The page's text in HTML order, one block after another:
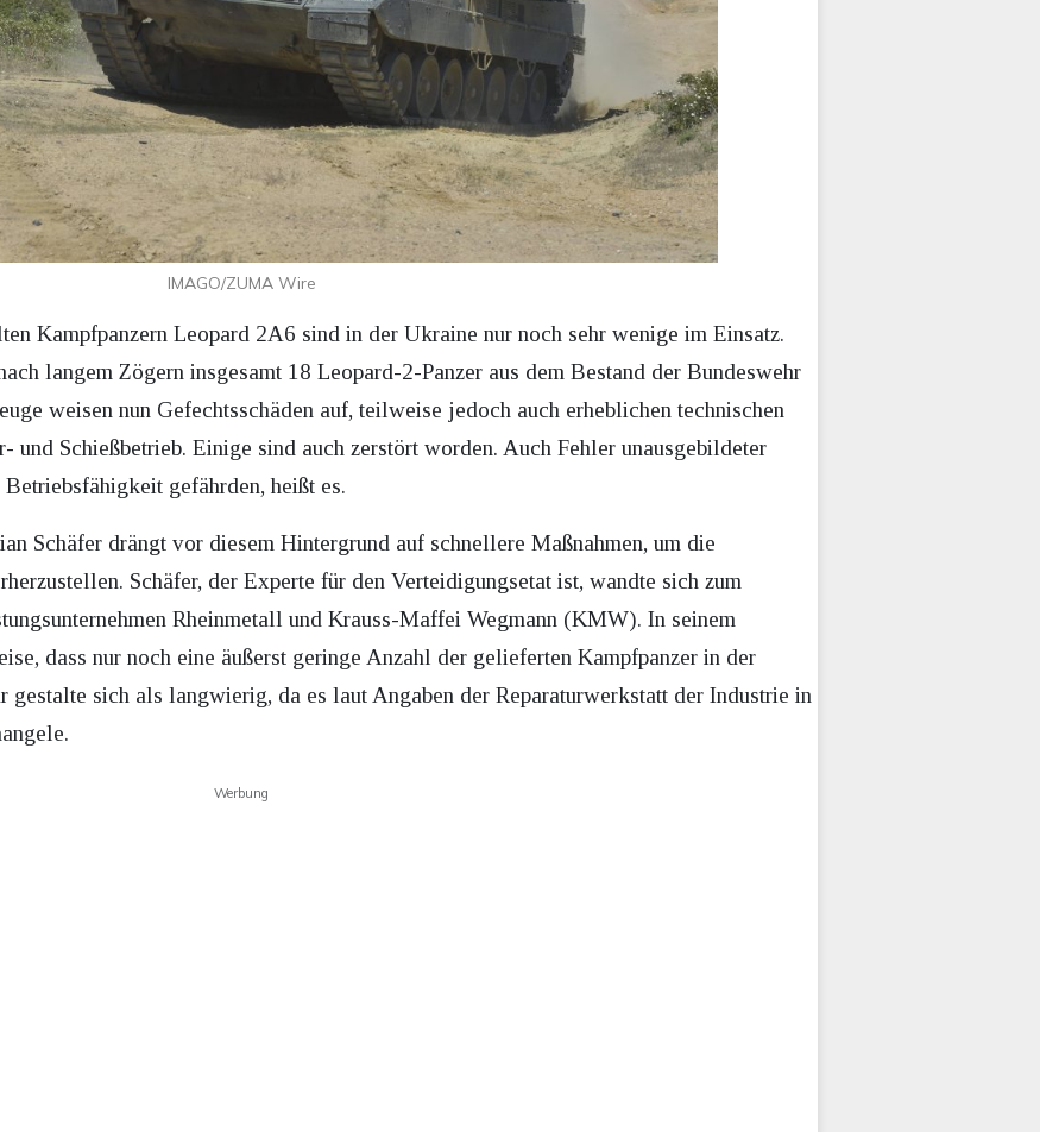
IMAGO/ZUMA Wire
Kampfpanzern Leopard 2A6 sind in der Ukraine nur noch sehr wenige im Einsatz.
langem Zögern insgesamt 18 Leopard-2-Panzer aus dem Bestand der Bundeswehr
weisen nun Gefechtsschäden auf, teilweise jedoch auch erheblichen technischen
und Schießbetrieb. Einige sind auch zerstört worden. Auch Fehler unausgebildeter
gefährden, heißt es.
Schäfer drängt vor diesem Hintergrund auf schnellere Maßnahmen, um die
Schäfer, der Experte für den Verteidigungsetat ist, wandte sich zum
Rheinmetall und Krauss-Maffei Wegmann (KMW). In seinem
dass nur noch eine äußerst geringe Anzahl der gelieferten Kampfpanzer in der
gestalte sich als langwierig, da es laut Angaben der Reparaturwerkstatt der Industrie in
Werbung